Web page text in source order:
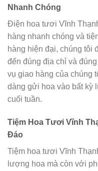
Nhanh Chóng
Điện hoa tươi Vĩnh
hàng nhanh chóng và
hàng hiện đại, chúng tôi
đến đúng địa chỉ và
vụ giao hàng của chúng
dàng gửi hoa vào bất kỳ
cuối tuần.
Tiệm Hoa Tươi Vĩnh
Đáo
Tiệm hoa tươi Vĩnh
lượng hoa mà còn với